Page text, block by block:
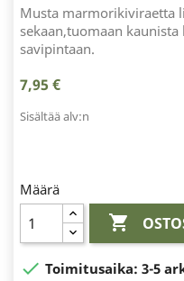
Musta marmorikiviraetta
sekaan,tuomaan
savipintaan.
7,95 €
Sisältää alv:n
Määrä

 Toimitusaika: 3-5